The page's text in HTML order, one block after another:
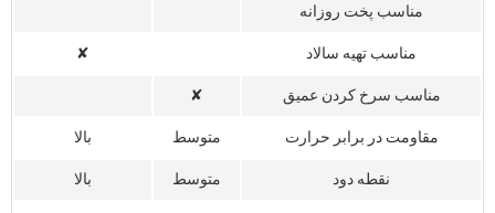
مناسب پخت روزانه
مناسب تهیه سالاد ✘
مناسب سرخ کردن عمیق ✘
مقاومت در برابر حرارت متوسط بالا
نقطه دود متوسط بالا